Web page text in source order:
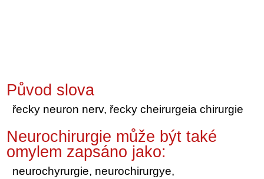
Původ slova
řecky neuron nerv, řecky cheirurgeia chirurgie
Neurochirurgie může být také
omylem zapsáno jako:
neurochyrurgie, neurochirurgye,